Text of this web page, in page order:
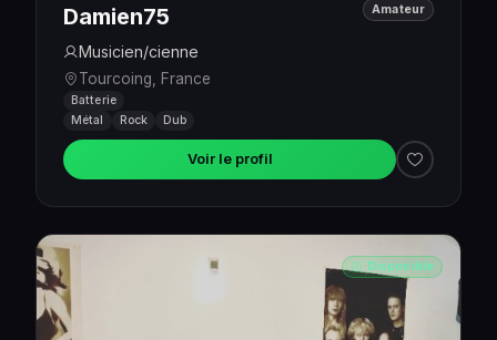
Damien75
Musicien/cienne
Tourcoing, France
Amateur
Batterie
Métal
Rock Dub
Voir le profil
Disponible